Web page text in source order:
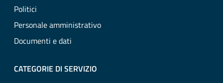
Politici
Personale amministrativo
Documenti e dati
CATEGORIE DI SERVIZIO